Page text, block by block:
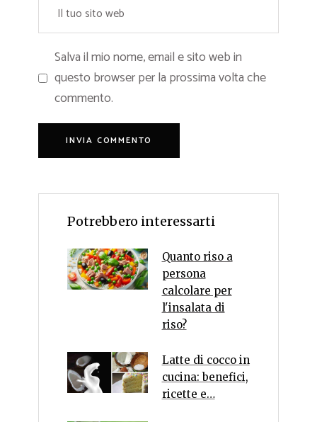
Salva il mio nome, email e sito web in
questo browser per la prossima volta che
commento.
Potrebbero interessarti
Quanto riso a
persona
calcolare per
l'insalata di
riso?
Latte di cocco in
cucina: benefici,
ricette e…